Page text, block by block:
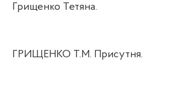
Грищенко Тетяна.
ГРИЩЕНКО Т.М. Присутня.